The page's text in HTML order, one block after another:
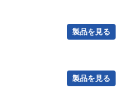
製品を見る
製品を見る